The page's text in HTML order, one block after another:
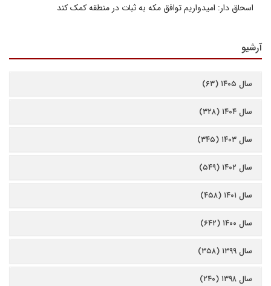
اسحاق دار: امیدواریم توافق مکه به ثبات در منطقه کمک کند
آرشیو
سال ۱۴۰۵ (۶۳)
سال ۱۴۰۴ (۳۲۸)
سال ۱۴۰۳ (۳۴۵)
سال ۱۴۰۲ (۵۴۹)
سال ۱۴۰۱ (۴۵۸)
سال ۱۴۰۰ (۶۴۲)
سال ۱۳۹۹ (۳۵۸)
سال ۱۳۹۸ (۲۴۰)